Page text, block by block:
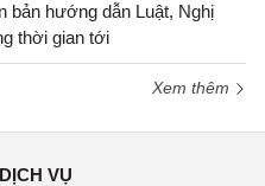
bản hướng dẫn Luật, Nghị
thời gian tới
Xem thêm
DỊCH VỤ